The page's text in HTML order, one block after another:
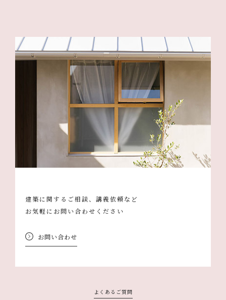
建築に関するご相談、講義依頼など
お気軽にお問い合わせください
お問い合わせ
よくあるご質問